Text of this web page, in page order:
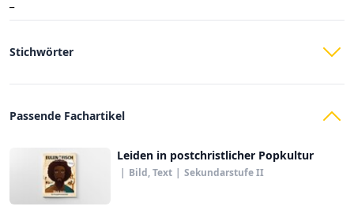
Stichwörter
Passende Fachartikel
Leiden in postchristlicher Popkultur
| Bild, Text | Sekundarstufe II